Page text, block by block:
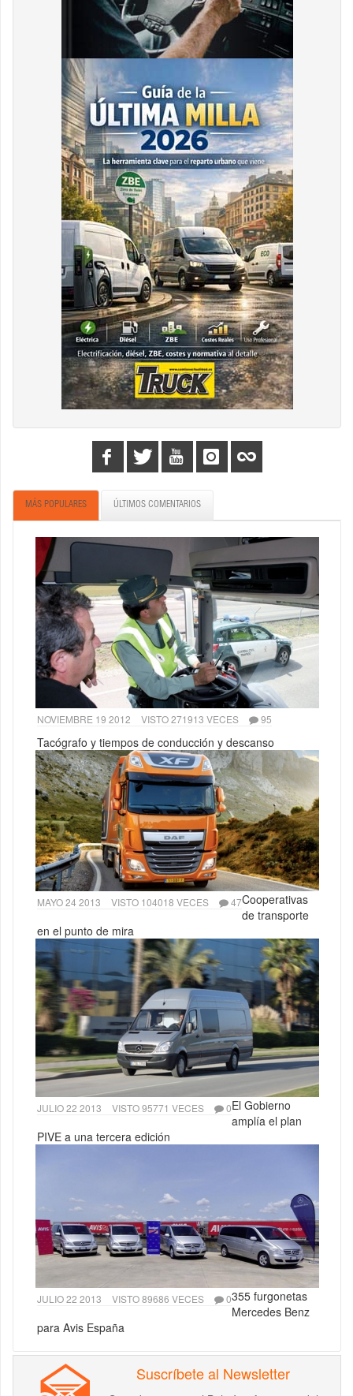
MÁS POPULARES ÚLTIMOS COMENTARIOS
NOVIEMBRE 19 2012 VISTO 271913 VECES 95
Tacógrafo y tiempos de conducción y descanso
MAYO 24 2013 VISTO 104018 VECES 47Cooperativas
de transporte
en el punto de mira
JULIO 22 2013 VISTO 95771 VECES 0El Gobierno
amplía el plan
PIVE a una tercera edición
JULIO 22 2013 VISTO 89686 VECES 0355 furgonetas
Mercedes Benz
para Avis España
Suscríbete al Newsletter